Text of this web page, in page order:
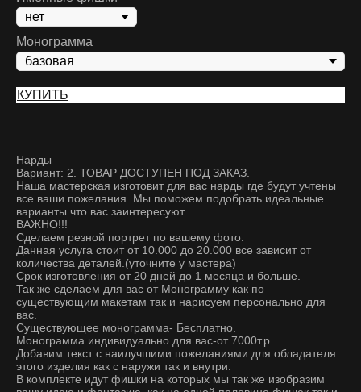
Монограмма
КУПИТЬ
Нарды
Вариант: 2. ТОВАР ДОСТУПЕН ПОД ЗАКАЗ.
Наша мастерская изготовит для вас нарды где будут учтены
все ваши пожелания. Мы поможем подобрать идеальные
варианты что вас заинтересуют.
ВАЖНО!!!
Сделаем резной портрет по вашему фото.
Данная услуга стоит от 10.000 до 20.000 все зависит от
количества деталей.(уточните у мастера)
Срок изготовления от 20 дней до 1 месяца и больше.
Так же сделаем для вас от Монограмму как по
существующим макетам так и нарисуем персонально для
вас.
Существующее монограмма- Бесплатно.
Монограмма индивидуально для вас-от 7000т.р.
Добавим текст с наилучшими пожеланиями для обладателя
этого изделия как с наружи так и внутри.
В комплекте идут фишки на которых мы так же изобразим